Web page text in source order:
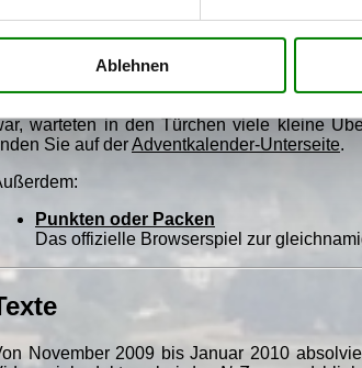
Ablehnen
Zu meinen PHP-Projekten, die man auch
von 2005 bis 2013 alle Jahre wieder
warteten in den Türchen viele kleine
Sie auf derAdventkalender-Unterseite.
Punkten oder Packen
Das offizielle Browserspiel zur
November 2009 bis Januar 2010